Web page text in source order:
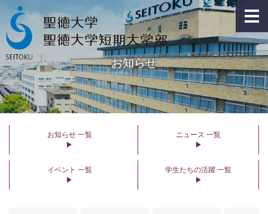
お知らせ
お知らせ 一覧
▶︎
ニュース 一覧
▶︎
イベント 一覧
▶︎
学生たちの活躍 一覧
▶︎